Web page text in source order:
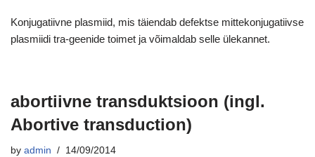
Konjugatiivne plasmiid, mis täiendab defektse mittekonjugatiivse
plasmiidi tra-geenide toimet ja võimaldab selle ülekannet.
abortiivne transduktsioon (ingl.
Abortive transduction)
by admin 14/09/2014